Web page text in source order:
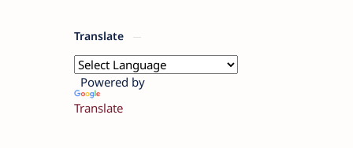
Translate
Powered by
Translate